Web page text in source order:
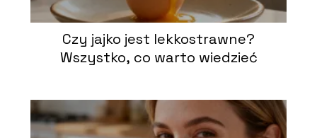
Czy jajko jest lekkostrawne?
Wszystko, co warto wiedzieć